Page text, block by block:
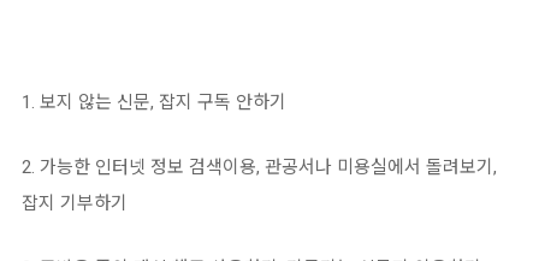
1. 보지 않는 신문, 잡지 구독 안하기
2. 가능한 인터넷 정보 검색이용, 관공서나 미용실에서 돌려보기,
잡지 기부하기